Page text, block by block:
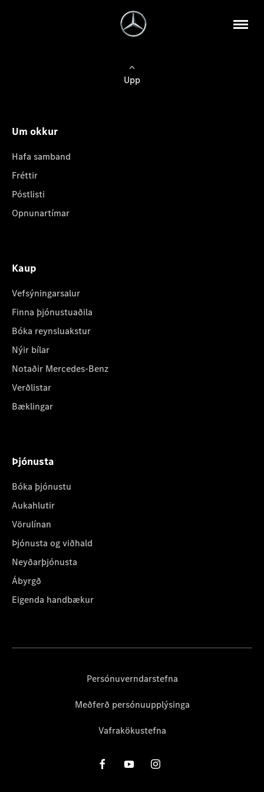
Upp
Um okkur
Hafa samband
Fréttir
Póstlisti
Opnunartímar
Kaup
Vefsýningarsalur
Finna þjónustuaðila
Bóka reynsluakstur
Nýir bílar
Notaðir Mercedes-Benz
Verðlistar
Bæklingar
Þjónusta
Bóka þjónustu
Aukahlutir
Vörulínan
Þjónusta og viðhald
Neyðarþjónusta
Ábyrgð
Eigenda handbækur
Persónuverndarstefna
Meðferð persónuupplýsinga
Vafrakökustefna